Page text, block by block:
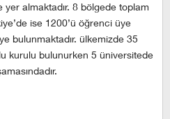
yer almaktadır. 8 bölgede toplam
ise 1200’ü öğrenci üye
bulunmaktadır. ülkemizde 35
kurulu bulunurken 5 üniversitede